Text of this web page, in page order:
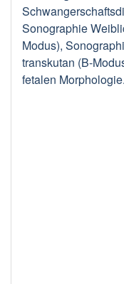
Sonographie
Modus),
transkutan (B-
fetalen Morphologie.